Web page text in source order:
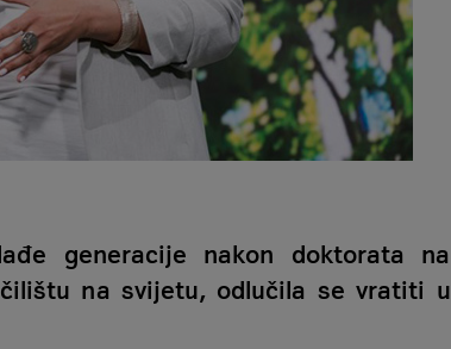
generacije nakon doktorata na
na svijetu, odlučila se vratiti u